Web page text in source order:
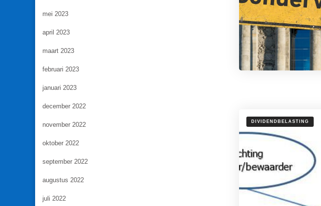
DIVIDENDBELASTING
mei 2023
april 2023
maart 2023
februari 2023
januari 2023
december 2022
november 2022
oktober 2022
september 2022
augustus 2022
juli 2022